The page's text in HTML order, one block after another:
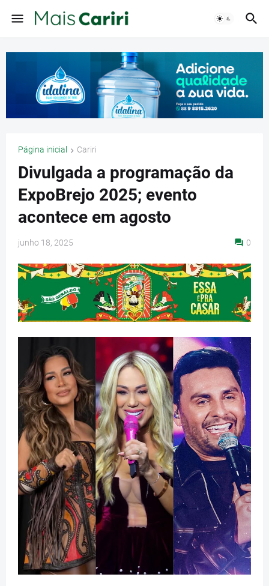
Página inicial Cariri
Divulgada a programação da
ExpoBrejo 2025; evento
acontece em agosto
junho 18, 2025 0